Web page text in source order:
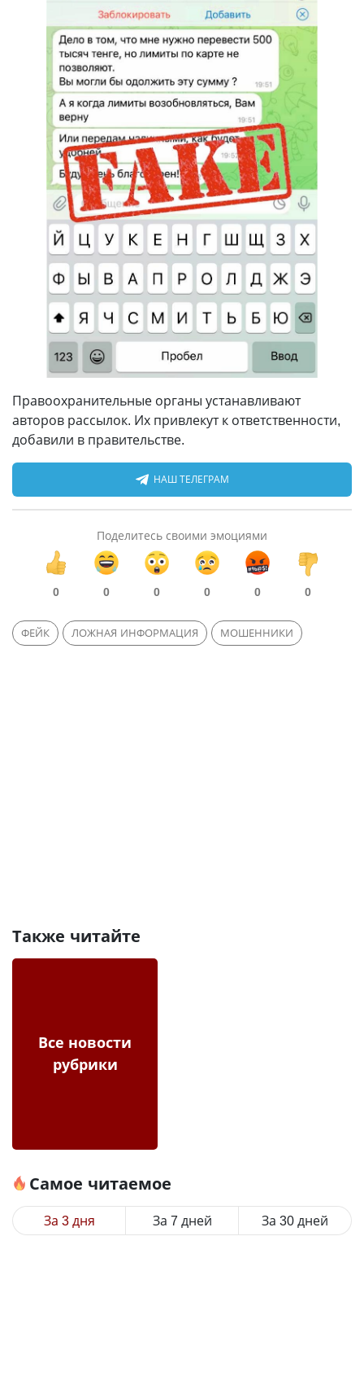
Правоохранительные органы устанавливают
авторов рассылок. Их привлекут к ответственности,
добавили в правительстве.
НАШ ТЕЛЕГРАМ
Поделитесь своими эмоциями
0 0 0 0 0 0
ФЕЙК ЛОЖНАЯ ИНФОРМАЦИЯ МОШЕННИКИ
Также читайте
Все новости
рубрики
Самое читаемое
За 3 дня За 7 дней За 30 дней